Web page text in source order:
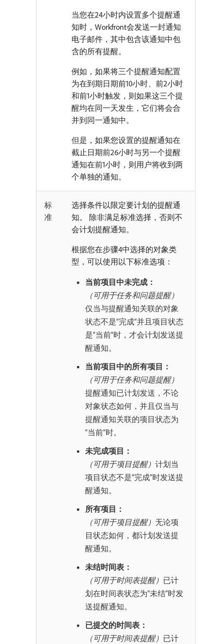
当您在24小时内设置多个提醒通
知时，Workfront会发送一封通知
电子邮件，其中包含该通知中包
含的所有提醒。
例如，如果将三个提醒通知配置
为在到期日期前10小时、前2小时
和前1小时触发，则如果这三个提
醒均在同一天发生，它们将会合
并到同一通知中。
但是，如果您设置的提醒通知在
截止日期前26小时与另一个提醒
通知在前1小时，则用户将收到两
个单独的通知。
标
准
选择条件以限定要计划的提醒通
知。 除非满足标准选择，否则不
会计划提醒通知。
根据您在步骤4中选择的对象类
型，可以使用以下标准选项：
当前项目中未完成：
（可用于任务和问题提醒）
仅当与提醒通知关联的对象
状态不是“完成”并且项目状态
是“当前”时，才会计划发送提
醒通知。
当前项目中的所有项目：
（可用于任务和问题提醒）
提醒通知已计划发送，不论
对象状态如何，并且仅当与
提醒通知关联的项目状态为
“当前”时。
未完成项目：
（可用于项目提醒） 计划当
项目状态不是“完成”时发送提
醒通知。
所有项目：
（可用于项目提醒） 无论项
目状态如何，都计划发送提
醒通知。
未结时间表：
（可用于时间表提醒） 已计
划在时间表状态为“未结”时发
送提醒通知。
已提交的时间表：
（可用于时间表提醒） 已计